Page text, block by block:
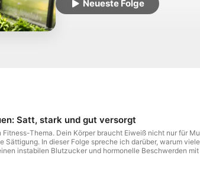
Neueste Folge
Satt, stark und gut versorgt
Thema. Dein Körper braucht Eiweiß nicht nur für
Sättigung. In dieser Folge spreche ich darüber, warum
instabilen Blutzucker und hormonelle Beschwerden
sind was Bioverfügbarkeit bedeutet worauf du bei